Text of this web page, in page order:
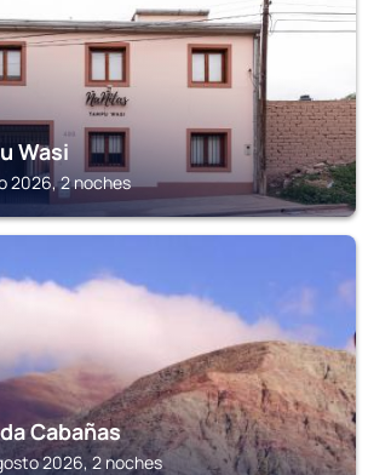
Wasi
2026, 2 noches
Cabañas
2026, 2 noches